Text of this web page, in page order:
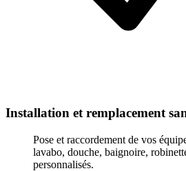
Installation et remplacement
Pose et raccordement de vos
lavabo, douche, baignoire,
personnalisés.